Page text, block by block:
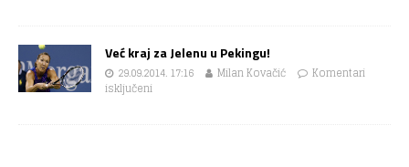
Već kraj za Jelenu u Pekingu!
29.09.2014. 17:16 Milan Kovačić
Komentari
isključeni